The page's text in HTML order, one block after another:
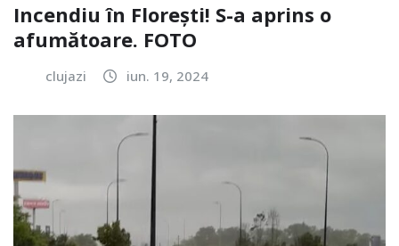
Incendiu în Florești! S-a aprins o
afumătoare. FOTO
clujazi iun. 19, 2024